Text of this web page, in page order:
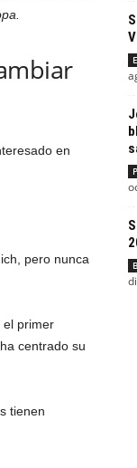
en
pero nunca
el primer
centrado su
tienen